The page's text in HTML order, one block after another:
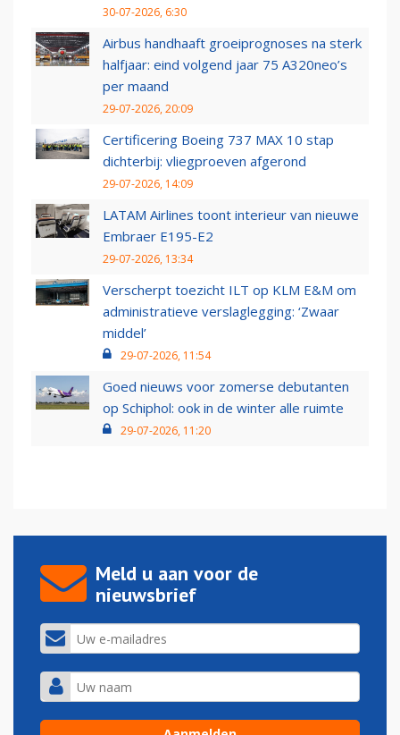
30-07-2026, 6:30
Airbus handhaaft groeiprognoses na sterk
halfjaar: eind volgend jaar 75 A320neo’s
per maand
29-07-2026, 20:09
Certificering Boeing 737 MAX 10 stap
dichterbij: vliegproeven afgerond
29-07-2026, 14:09
LATAM Airlines toont interieur van nieuwe
Embraer E195-E2
29-07-2026, 13:34
Verscherpt toezicht ILT op KLM E&M om
administratieve verslaglegging: ‘Zwaar
middel’
29-07-2026, 11:54
Goed nieuws voor zomerse debutanten
op Schiphol: ook in de winter alle ruimte
29-07-2026, 11:20
Meld u aan voor de
nieuwsbrief